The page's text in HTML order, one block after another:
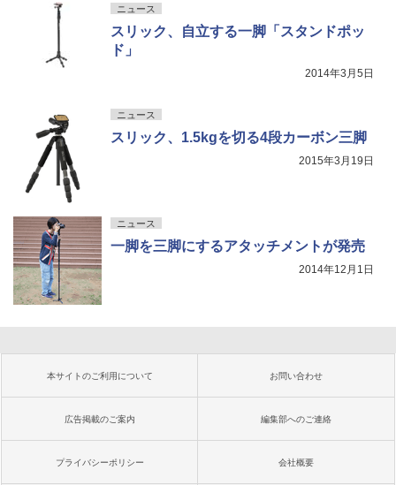
ニュース
スリック、自立する一脚「スタンドポッ
ド」
2014年3月5日
ニュース
スリック、1.5kgを切る4段カーボン三脚
2015年3月19日
ニュース
一脚を三脚にするアタッチメントが発売
2014年12月1日
本サイトのご利用について お問い合わせ
広告掲載のご案内 編集部へのご連絡
プライバシーポリシー 会社概要